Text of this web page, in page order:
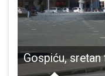
Gospiću, sretan